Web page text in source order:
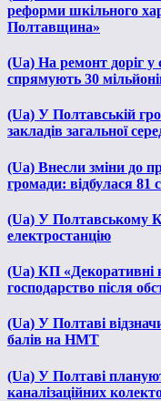
реформи шкільного
Полтавщина»
(Ua) На ремонт доріг у
спрямують 30
(Ua) У Полтавській
закладів загальної
(Ua) Внесли зміни до
громади: відбулася 81
(Ua) У Полтавському
електростанцію
(Ua) КП «Декоративні
господарство після
(Ua) У Полтаві
балів на НМТ
(Ua) У Полтаві
каналізаційних